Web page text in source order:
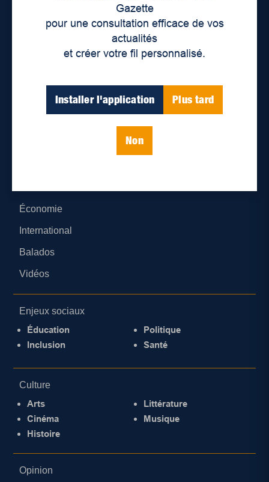
Gazette
pour une consultation efficace de vos
actualités
et créer votre fil personnalisé.
Installer l'application Plus tard
Non
Lieux de distribution
Économie
International
Balados
Vidéos
Enjeux sociaux
Éducation
Inclusion
Politique
Santé
Culture
Arts
Cinéma
Histoire
Littérature
Musique
Opinion